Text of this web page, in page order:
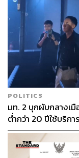
POLITICS
มท. 2 บุกผับกลางเ
ต่ำกว่า 20 ปีใช้บริก